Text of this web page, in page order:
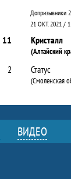
11
2
Допризывники
21 ОКТ. 2021 /
Кристалл
(Алтайский
Статус
ВИДЕО